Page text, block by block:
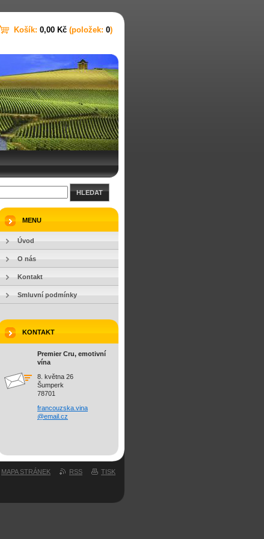
HLEDAT
MENU
Úvod
O nás
Kontakt
Smluvní podmínky
KONTAKT
Premier Cru, emotivní
vína
8. května 26
Šumperk
78701
francouzska.vina
@email.cz
Košík: 0,00 Kč (položek: 0)
MAPA STRÁNEK RSS TISK